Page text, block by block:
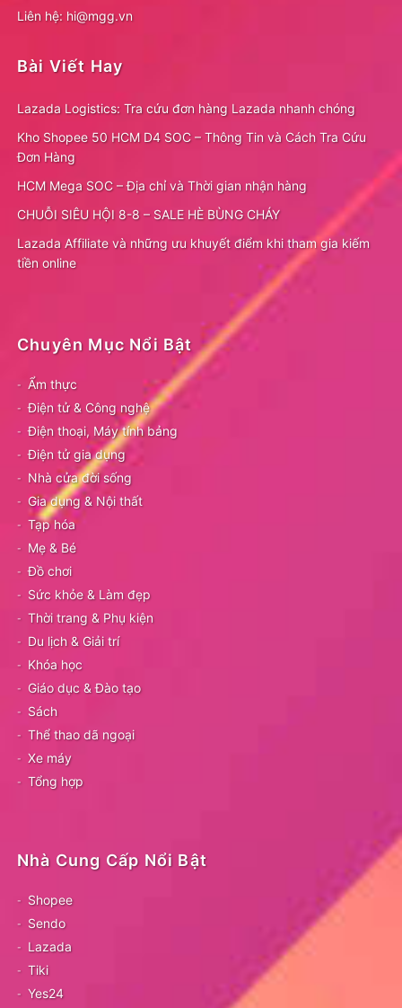
Liên hệ: hi@mgg.vn
Bài Viết Hay
Lazada Logistics: Tra cứu đơn hàng Lazada nhanh chóng
Kho Shopee 50 HCM D4 SOC – Thông Tin và Cách Tra Cứu
Đơn Hàng
HCM Mega SOC – Địa chỉ và Thời gian nhận hàng
CHUỖI SIÊU HỘI 8-8 – SALE HÈ BÙNG CHÁY
Lazada Affiliate và những ưu khuyết điểm khi tham gia kiếm
tiền online
Chuyên Mục Nổi Bật
Ẩm thực
Điện tử & Công nghệ
Điện thoại, Máy tính bảng
Điện tử gia dụng
Nhà cửa đời sống
Gia dụng & Nội thất
Tạp hóa
Mẹ & Bé
Đồ chơi
Sức khỏe & Làm đẹp
Thời trang & Phụ kiện
Du lịch & Giải trí
Khóa học
Giáo dục & Đào tạo
Sách
Thể thao dã ngoại
Xe máy
Tổng hợp
Nhà Cung Cấp Nổi Bật
Shopee
Sendo
Lazada
Tiki
Yes24